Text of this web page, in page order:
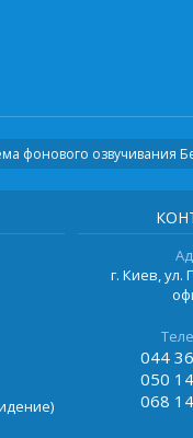
фонового озвучивания
г. Киев, ул.
044
050
068